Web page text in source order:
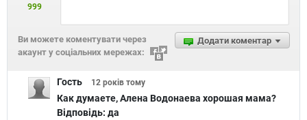
999
Додати коментар
Ви можете коментувати через
акаунт у соціальних мережах:
Гость 12 років тому
Как думаете, Алена Водонаева хорошая мама?
Відповідь: да